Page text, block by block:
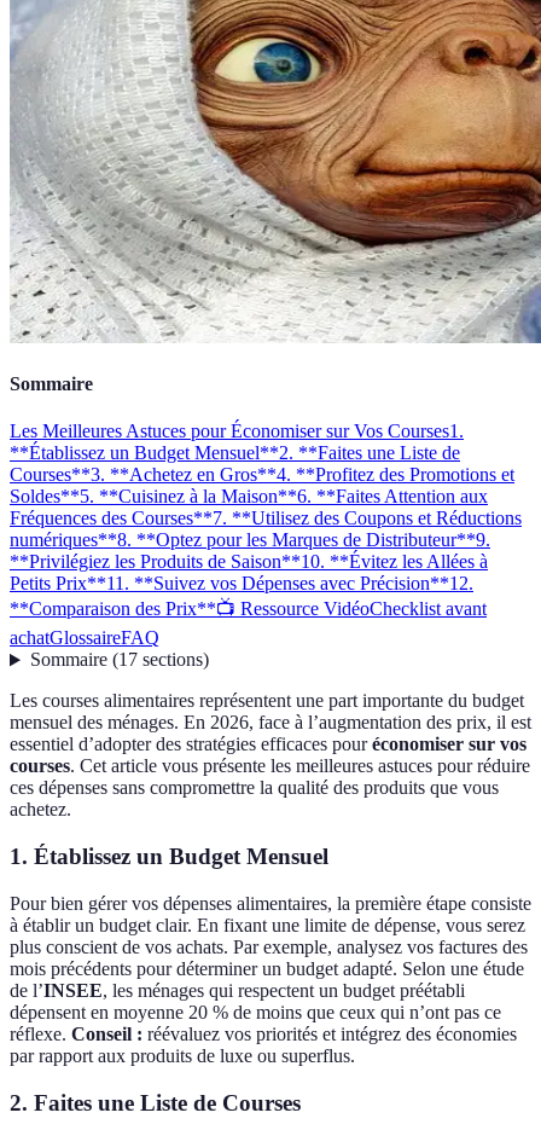
Sommaire
Les Meilleures Astuces pour Économiser sur Vos Courses1.
**Établissez un Budget Mensuel**2. **Faites une Liste de
Courses**3. **Achetez en Gros**4. **Profitez des Promotions et
Soldes**5. **Cuisinez à la Maison**6. **Faites Attention aux
Fréquences des Courses**7. **Utilisez des Coupons et Réductions
numériques**8. **Optez pour les Marques de Distributeur**9.
**Privilégiez les Produits de Saison**10. **Évitez les Allées à
Petits Prix**11. **Suivez vos Dépenses avec Précision**12.
**Comparaison des Prix**📺 Ressource VidéoChecklist avant
achatGlossaireFAQ
Sommaire(17 sections)
Les courses alimentaires représentent une part importante du budget
mensuel des ménages. En 2026, face à l’augmentation des prix, il est
essentiel d’adopter des stratégies efficaces pouréconomiser sur vos
courses. Cet article vous présente les meilleures astuces pour réduire
ces dépenses sans compromettre la qualité des produits que vous
achetez.
1. Établissez un Budget Mensuel
Pour bien gérer vos dépenses alimentaires, la première étape consiste
à établir un budget clair. En fixant une limite de dépense, vous serez
plus conscient de vos achats. Par exemple, analysez vos factures des
mois précédents pour déterminer un budget adapté. Selon une étude
de l’INSEE, les ménages qui respectent un budget préétabli
dépensent en moyenne 20 % de moins que ceux qui n’ont pas ce
réflexe. Conseil : réévaluez vos priorités et intégrez des économies
par rapport aux produits de luxe ou superflus.
2. Faites une Liste de Courses